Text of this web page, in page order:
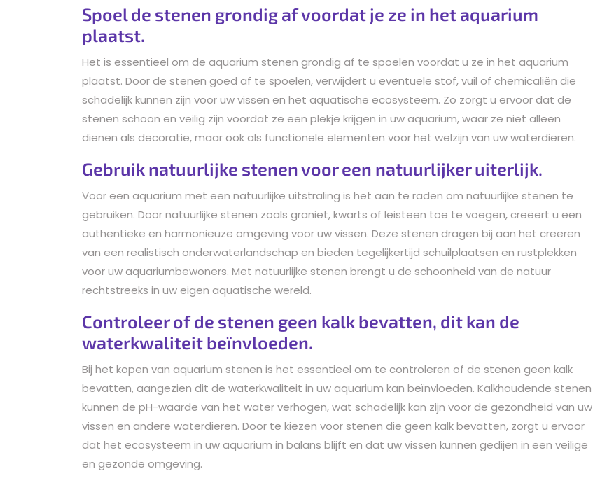
Spoel de stenen grondig af voordat je ze in het aquarium
plaatst.
Het is essentieel om de aquarium stenen grondig af te spoelen voordat u ze in het aquarium
plaatst. Door de stenen goed af te spoelen, verwijdert u eventuele stof, vuil of chemicaliën die
schadelijk kunnen zijn voor uw vissen en het aquatische ecosysteem. Zo zorgt u ervoor dat de
stenen schoon en veilig zijn voordat ze een plekje krijgen in uw aquarium, waar ze niet alleen
dienen als decoratie, maar ook als functionele elementen voor het welzijn van uw waterdieren.
Gebruik natuurlijke stenen voor een natuurlijker uiterlijk.
Voor een aquarium met een natuurlijke uitstraling is het aan te raden om natuurlijke stenen te
gebruiken. Door natuurlijke stenen zoals graniet, kwarts of leisteen toe te voegen, creëert u een
authentieke en harmonieuze omgeving voor uw vissen. Deze stenen dragen bij aan het creëren
van een realistisch onderwaterlandschap en bieden tegelijkertijd schuilplaatsen en rustplekken
voor uw aquariumbewoners. Met natuurlijke stenen brengt u de schoonheid van de natuur
rechtstreeks in uw eigen aquatische wereld.
Controleer of de stenen geen kalk bevatten, dit kan de
waterkwaliteit beïnvloeden.
Bij het kopen van aquarium stenen is het essentieel om te controleren of de stenen geen kalk
bevatten, aangezien dit de waterkwaliteit in uw aquarium kan beïnvloeden. Kalkhoudende stenen
kunnen de pH-waarde van het water verhogen, wat schadelijk kan zijn voor de gezondheid van uw
vissen en andere waterdieren. Door te kiezen voor stenen die geen kalk bevatten, zorgt u ervoor
dat het ecosysteem in uw aquarium in balans blijft en dat uw vissen kunnen gedijen in een veilige
en gezonde omgeving.